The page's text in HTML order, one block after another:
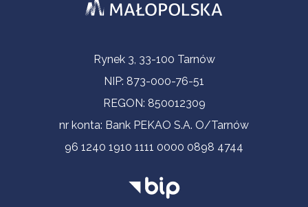
Informacje kontaktoweRynek 3, 33-100 Tarnów
NIP: 873-000-76-51
REGON: 850012309
nr konta: Bank PEKAO S.A. O/Tarnów
96 1240 1910 1111 0000 0898 4744